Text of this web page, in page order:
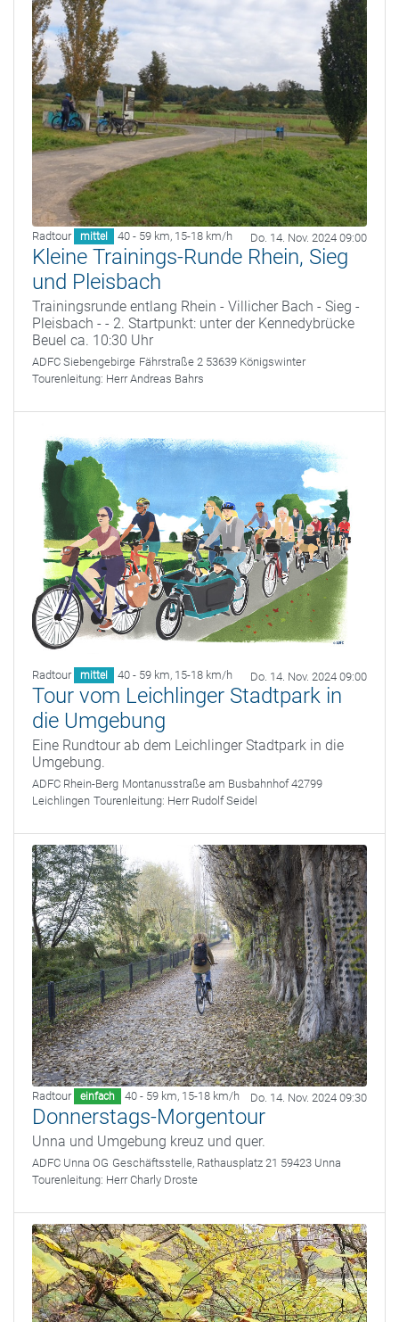
Radtour mittel 40 - 59 km, 15-18 km/h Do. 14. Nov. 2024 09:00
Kleine Trainings-Runde Rhein, Sieg
und Pleisbach
Trainingsrunde entlang Rhein - Villicher Bach - Sieg -
Pleisbach - - 2. Startpunkt: unter der Kennedybrücke
Beuel ca. 10:30 Uhr
ADFC Siebengebirge Fährstraße 2 53639 Königswinter
Tourenleitung: Herr Andreas Bahrs
Radtour mittel 40 - 59 km, 15-18 km/h Do. 14. Nov. 2024 09:00
Tour vom Leichlinger Stadtpark in
die Umgebung
Eine Rundtour ab dem Leichlinger Stadtpark in die
Umgebung.
ADFC Rhein-Berg Montanusstraße am Busbahnhof 42799
Leichlingen Tourenleitung: Herr Rudolf Seidel
Radtour einfach 40 - 59 km, 15-18 km/h Do. 14. Nov. 2024 09:30
Donnerstags-Morgentour
Unna und Umgebung kreuz und quer.
ADFC Unna OG Geschäftsstelle, Rathausplatz 21 59423 Unna
Tourenleitung: Herr Charly Droste